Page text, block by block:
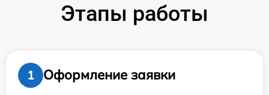
Этапы работы
1
Оформление заявки